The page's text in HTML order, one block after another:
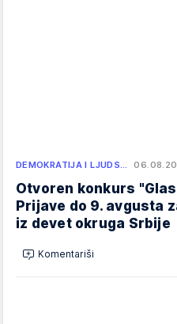
DEMOKRATIJA I LJUDS…
Otvoren konkurs
Prijave do 9. avgusta
iz devet okruga Srbije
Komentariši